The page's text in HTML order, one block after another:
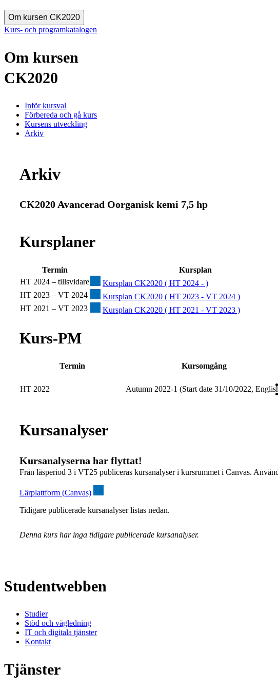
Om kursen CK2020
Kurs- och programkatalogen
Om kursen
CK2020
Inför kursval
Förbereda och gå kurs
Kursens utveckling
Arkiv
Arkiv
CK2020 Avancerad Oorganisk kemi 7,5 hp
Kursplaner
Termin
Kursplan
HT 2024 – tillsvidare
Kursplan CK2020 ( HT 2024 - )
HT 2023 – VT 2024
Kursplan CK2020 ( HT 2023 - VT 2024 )
HT 2021 – VT 2023
Kursplan CK2020 ( HT 2021 - VT 2023 )
Kurs-PM
Termin Kursomgång
HT 2022 Autumn 2022-1 (Start date 31/10/2022,
Kursanalyser
Kursanalyserna har flyttat!
Från läsperiod 3 i VT25 publiceras kursanalyser i kursrummet i Canvas.
Lärplattform (Canvas)
Tidigare publicerade kursanalyser listas nedan.
Denna kurs har inga tidigare publicerade kursanalyser.
Studentwebben
Studier
Stöd och vägledning
IT och digitala tjänster
Kontakt
Tjänster